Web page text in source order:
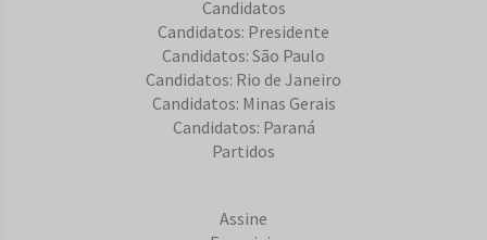
Candidatos
Candidatos: Presidente
Candidatos: São Paulo
Candidatos: Rio de Janeiro
Candidatos: Minas Gerais
Candidatos: Paraná
Partidos
Assine